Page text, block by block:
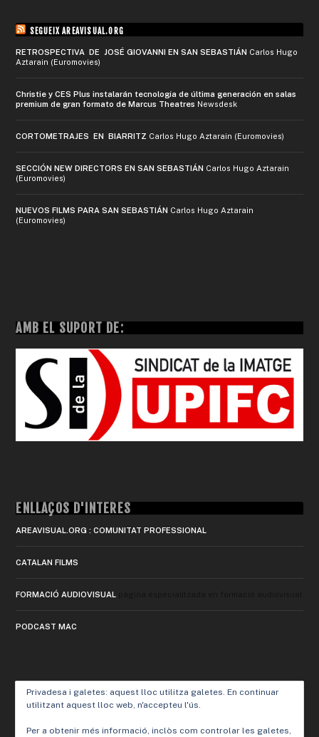
SEGUEIX AREAVISUAL.ORG
RETROSPECTIVA DE JOSÉ GIOVANNI EN SAN SEBASTIÁN Carlos Hugo
Aztarain (Euromovies)
Christie y CES Plus instalarán tecnología de última generación en salas
premium de gran formato de Marcus Theatres Newsdesk
CORTOMETRAJES EN BIARRITZ Carlos Hugo Aztarain (Euromovies)
SECCIÓN NEW DIRECTORS EN SAN SEBASTIÁN Carlos Hugo Aztarain
(Euromovies)
NUEVOS FILMS PARA SAN SEBASTIÁN Carlos Hugo Aztarain
(Euromovies)
AMB EL SUPORT DE:
ENLLAÇOS D'INTERÈS
AREAVISUAL.ORG : COMUNITAT PROFESSIONAL
CATALAN FILMS
FORMACIÓ AUDIOVISUAL
PODCAST MAC
Privadesa i galetes: aquest lloc utilitza galetes. En continuar
utilitzant aquest lloc web, n'accepteu l'ús.
Per a obtenir més informació, inclòs com controlar les galetes,